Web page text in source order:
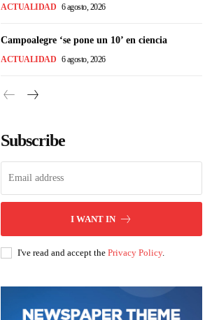
ACTUALIDAD 6 agosto, 2026
Campoalegre ‘se pone un 10’ en ciencia
ACTUALIDAD 6 agosto, 2026
Subscribe
I WANT IN
I've read and accept the Privacy Policy.